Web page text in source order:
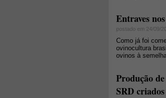
Entraves
postado em 24/09/
Como já foi
ovinocultura
ovinos à
Produção
SRD